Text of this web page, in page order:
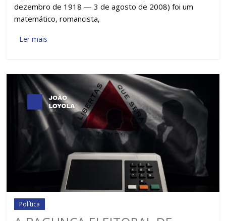
dezembro de 1918 — 3 de agosto de 2008) foi um
matemático, romancista,
Ler mais
Política